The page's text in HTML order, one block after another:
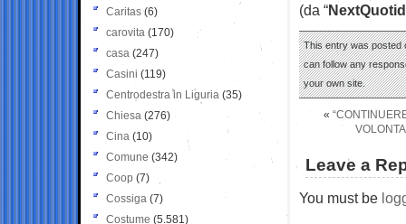
(da “
This entry was posted
can follow any
your own site.
«
Leave a
You must be
Caritas (6)
carovita (170)
casa (247)
Casini (119)
Centrodestra in Liguria (35)
Chiesa (276)
Cina (10)
Comune (342)
Coop (7)
Cossiga (7)
Costume (5.581)